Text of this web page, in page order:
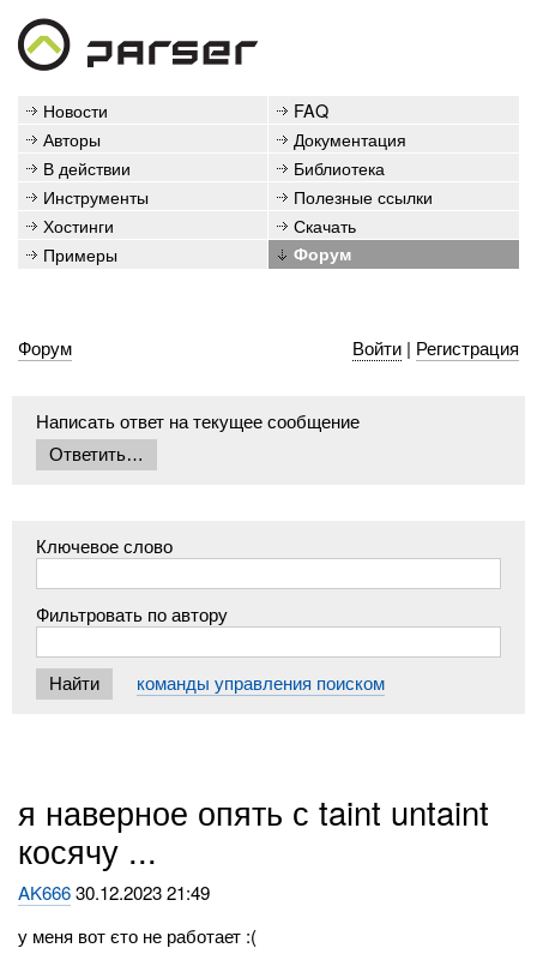
Новости
FAQ
Авторы
Документация
В действии
Библиотека
Инструменты
Полезные ссылки
Хостинги
Скачать
Примеры
Форум
Форум Войти| Регистрация
Написать ответ на текущее сообщение
Ключевое слово
Фильтровать по автору
команды управления поиском
я наверное опять с taint untaint
косячу ...
AK66630.12.2023 21:49
у меня вот єто не работает :(